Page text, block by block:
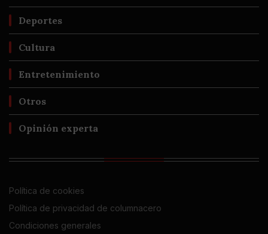
Deportes
Cultura
Entretenimiento
Otros
Opinión experta
Política de cookies
Política de privacidad de columnacero
Condiciones generales